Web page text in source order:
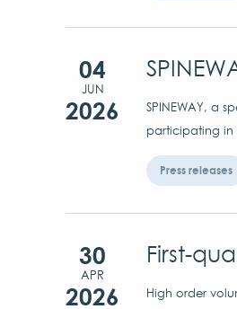
04
JUN
2026
SPINEWAY, a
participating in
Press releases
30
APR
2026
First-
High order